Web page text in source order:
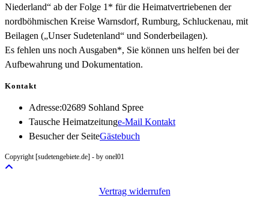
Niederland“ ab der Folge 1* für die Heimatvertriebenen der
nordböhmischen Kreise Warnsdorf, Rumburg, Schluckenau, mit
Beilagen („Unser Sudetenland“ und Sonderbeilagen).
Es fehlen uns noch Ausgaben*, Sie können uns helfen bei der
Aufbewahrung und Dokumentation.
Kontakt
Adresse:02689 Sohland Spree
Tausche Heimatzeitunge-Mail KontaktOpens
Besucher der SeiteGästebuch
Copyright [sudetengebiete.de] - by onel01
Vertrag widerrufen